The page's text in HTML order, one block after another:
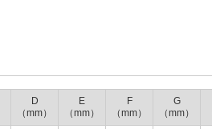
D
（mm）
E
（mm）
F
（mm）
G
（mm）